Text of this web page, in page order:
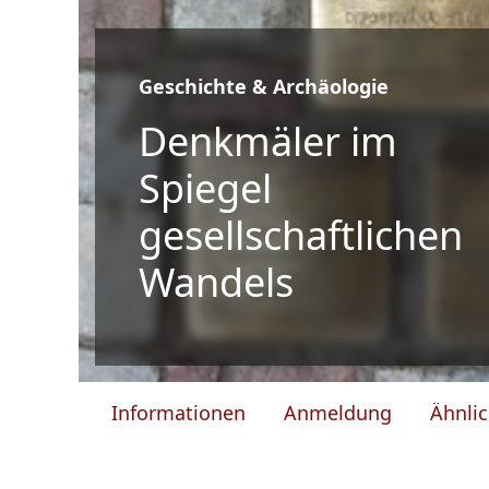
Geschichte & Archäologie
Denkmäler im
Spiegel
gesellschaftlichen
Wandels
Informationen Anmeldung